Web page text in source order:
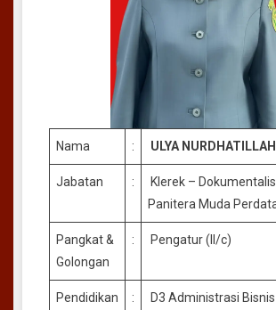
Nama : ULYA
Jabatan :
Klerek –
Panitera Muda
Pangkat &
Golongan
: Pengatur (II/c)
Pendidikan : D3 Administrasi Bisnis